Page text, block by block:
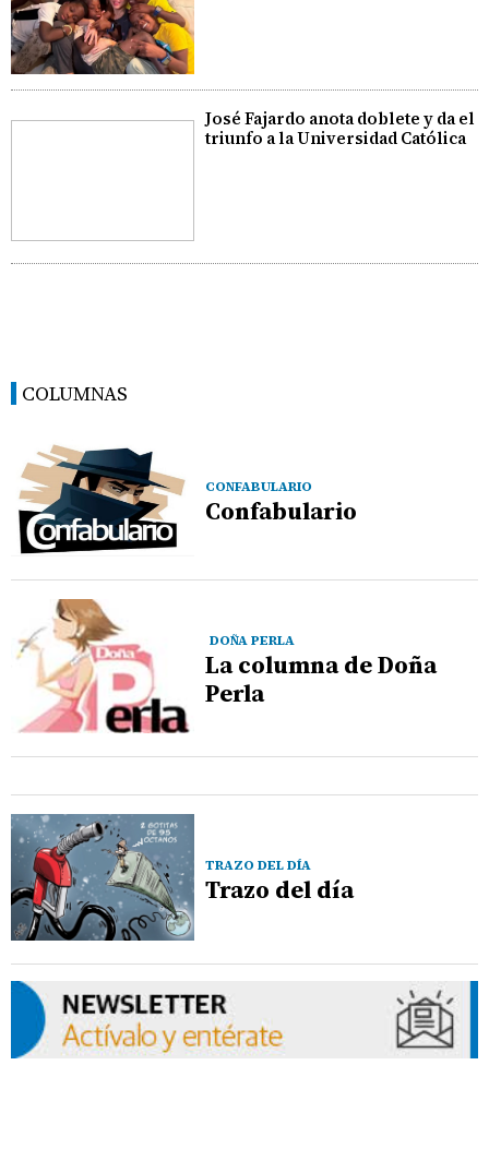
José Fajardo anota doblete y da el
triunfo a la Universidad Católica
COLUMNAS
CONFABULARIO
Confabulario
DOÑA PERLA
La columna de Doña
Perla
TRAZO DEL DÍA
Trazo del día